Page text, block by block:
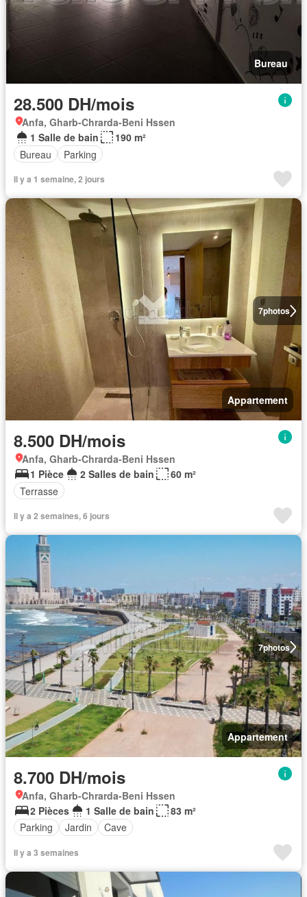
Bureau
28.500 DH/mois
Anfa, Gharb-Chrarda-Beni Hssen
1 Salle de bain
190 m²
Bureau
Parking
Il y a 1 semaine, 2 jours
7photos
Appartement
8.500 DH/mois
Anfa, Gharb-Chrarda-Beni Hssen
1 Pièce
2 Salles de bain
60 m²
Terrasse
Il y a 2 semaines, 6 jours
7photos
Appartement
8.700 DH/mois
Anfa, Gharb-Chrarda-Beni Hssen
2 Pièces
1 Salle de bain
83 m²
Parking
Jardin Cave
Il y a 3 semaines